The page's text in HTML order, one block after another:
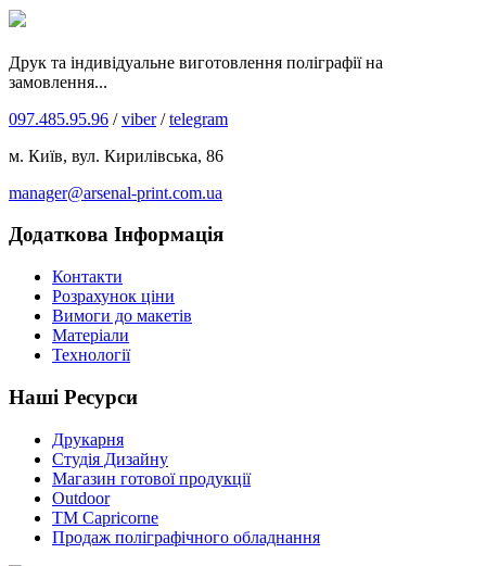
Друк та індивідуальне виготовлення поліграфії на
замовлення...
097.485.95.96 /viber/telegram
м. Київ, вул. Кирилівська, 86
manager@arsenal-print.com.ua
Додаткова Інформація
Контакти
Розрахунок ціни
Вимоги до макетів
Матеріали
Технології
Наші Ресурси
Друкарня
Студія Дизайну
Магазин готової продукції
Outdoor
TM Capricorne
Продаж поліграфічного обладнання